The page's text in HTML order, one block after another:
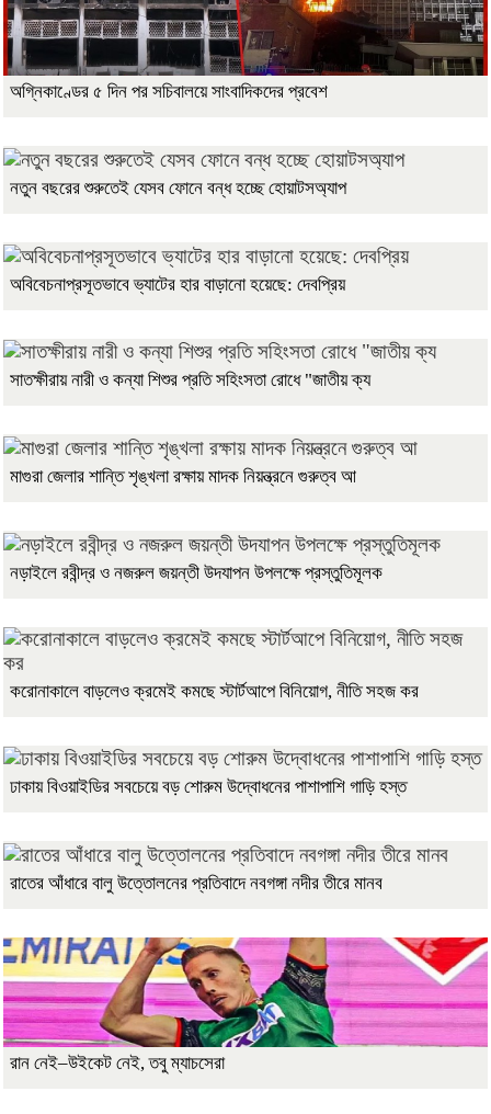
অগ্নিকাণ্ডের ৫ দিন পর সচিবালয়ে সাংবাদিকদের প্রবেশ
নতুন বছরের শুরুতেই যেসব ফোনে বন্ধ হচ্ছে হোয়াটসঅ্যাপ
অবিবেচনাপ্রসূতভাবে ভ্যাটের হার বাড়ানো হয়েছে: দেবপ্রিয়
সাতক্ষীরায় নারী ও কন্যা শিশুর প্রতি সহিংসতা রোধে "জাতীয় ক্য
মাগুরা জেলার শান্তি শৃঙ্খলা রক্ষায় মাদক নিয়ন্ত্রনে গুরুত্ব আ
নড়াইলে রবীন্দ্র ও নজরুল জয়ন্তী উদযাপন উপলক্ষে প্রস্তুতিমূলক
করোনাকালে বাড়লেও ক্রমেই কমছে স্টার্টআপে বিনিয়োগ, নীতি সহজ কর
ঢাকায় বিওয়াইডির সবচেয়ে বড় শোরুম উদ্বোধনের পাশাপাশি গাড়ি হস্ত
রাতের আঁধারে বালু উত্তোলনের প্রতিবাদে নবগঙ্গা নদীর তীরে মানব
রান নেই–উইকেট নেই, তবু ম্যাচসেরা